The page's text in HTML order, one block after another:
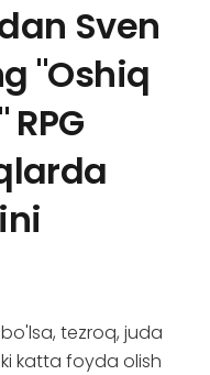
Sven
"Oshiq
tezroq, juda
katta foyda olish